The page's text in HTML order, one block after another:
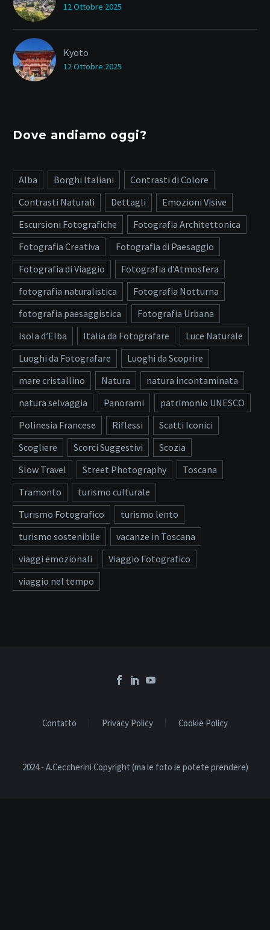
12 Ottobre 2025
Kyoto
12 Ottobre 2025
Dove andiamo oggi?
Alba Borghi Italiani
Contrasti di Colore
Contrasti Naturali
Dettagli
Emozioni Visive
Escursioni Fotografiche
Fotografia Architettonica
Fotografia Creativa
Fotografia di Paesaggio
Fotografia di Viaggio
Fotografia d’Atmosfera
fotografia naturalistica
Fotografia Notturna
fotografia paesaggistica
Fotografia Urbana
Isola d’Elba
Italia da Fotografare
Luce Naturale
Luoghi da Fotografare
Luoghi da Scoprire
mare cristallino
Natura
natura incontaminata
natura selvaggia
Panorami
patrimonio UNESCO
Polinesia Francese
Riflessi
Scatti Iconici
Scogliere
Scorci Suggestivi
Scozia
Slow Travel
Street Photography
Toscana
Tramonto
turismo culturale
Turismo Fotografico
turismo lento
turismo sostenibile
vacanze in Toscana
viaggi emozionali
Viaggio Fotografico
viaggio nel tempo
Contatto Privacy Policy Cookie Policy
2024 - A.Ceccherini Copyright (ma le foto le potete prendere)